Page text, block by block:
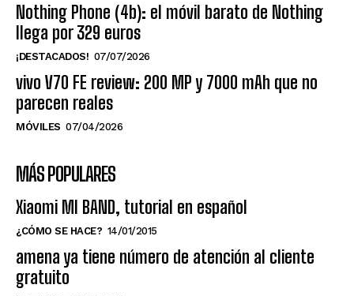
Nothing Phone (4b): el móvil barato de Nothing
llega por 329 euros
¡DESTACADOS! 07/07/2026
vivo V70 FE review: 200 MP y 7000 mAh que no
parecen reales
MÓVILES 07/04/2026
MÁS POPULARES
Xiaomi MI BAND, tutorial en español
¿CÓMO SE HACE? 14/01/2015
amena ya tiene número de atención al cliente
gratuito